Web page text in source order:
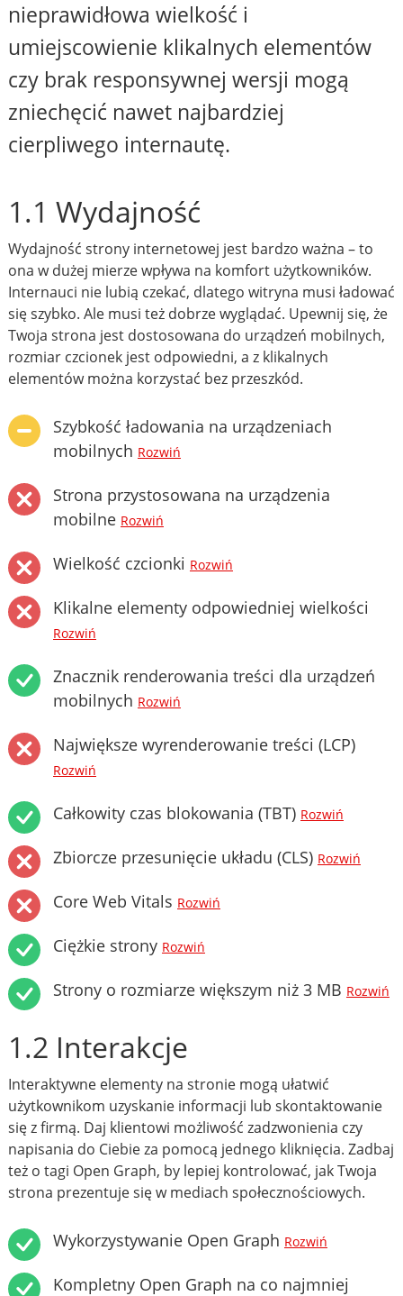
nieprawidłowa wielkość i
umiejscowienie klikalnych elementów
czy brak responsywnej wersji mogą
zniechęcić nawet najbardziej
cierpliwego internautę.
1.1 Wydajność
Wydajność strony internetowej jest bardzo ważna – to
ona w dużej mierze wpływa na komfort użytkowników.
Internauci nie lubią czekać, dlatego witryna musi ładować
się szybko. Ale musi też dobrze wyglądać. Upewnij się, że
Twoja strona jest dostosowana do urządzeń mobilnych,
rozmiar czcionek jest odpowiedni, a z klikalnych
elementów można korzystać bez przeszkód.
Szybkość ładowania na urządzeniach
mobilnych Rozwiń
Strona przystosowana na urządzenia
mobilne Rozwiń
Wielkość czcionki Rozwiń
Klikalne elementy odpowiedniej wielkości
Rozwiń
Znacznik renderowania treści dla urządzeń
mobilnych Rozwiń
Największe wyrenderowanie treści (LCP)
Rozwiń
Całkowity czas blokowania (TBT) Rozwiń
Zbiorcze przesunięcie układu (CLS) Rozwiń
Core Web Vitals Rozwiń
Ciężkie strony Rozwiń
Strony o rozmiarze większym niż 3 MB Rozwiń
1.2 Interakcje
Interaktywne elementy na stronie mogą ułatwić
użytkownikom uzyskanie informacji lub skontaktowanie
się z firmą. Daj klientowi możliwość zadzwonienia czy
napisania do Ciebie za pomocą jednego kliknięcia. Zadbaj
też o tagi Open Graph, by lepiej kontrolować, jak Twoja
strona prezentuje się w mediach społecznościowych.
Wykorzystywanie Open Graph Rozwiń
Kompletny Open Graph na co najmniej